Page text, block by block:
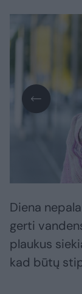
Diena
gerti
plaukus
kad būtų